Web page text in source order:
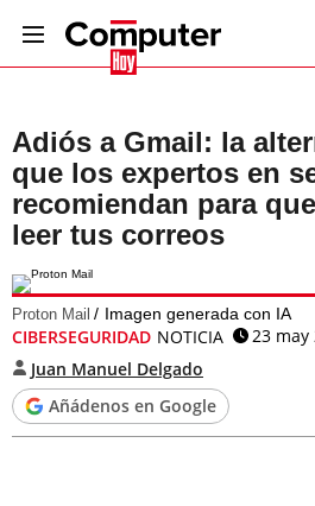
Adiós a Gmail: la
que los expertos en
recomiendan para
leer tus correos
Proton Mail Imagen generada con IA
CIBERSEGURIDAD NOTICIA
23 may
Juan Manuel Delgado
Añádenos en Google